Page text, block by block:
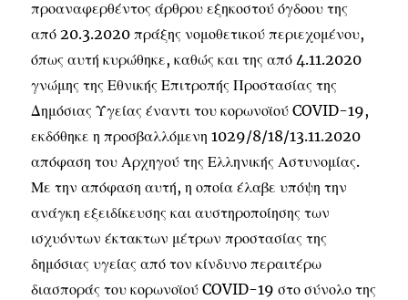
προαναφερθέντος άρθρου εξηκοστού όγδοου της
από 20.3.2020 πράξης νομοθετικού περιεχομένου,
όπως αυτή κυρώθηκε, καθώς και της από 4.11.2020
γνώμης της Εθνικής Επιτροπής Προστασίας της
Δημόσιας Υγείας έναντι του κορωνοϊού COVID-19,
εκδόθηκε η προσβαλλόμενη 1029/8/18/13.11.2020
απόφαση του Αρχηγού της Ελληνικής Αστυνομίας.
Με την απόφαση αυτή, η οποία έλαβε υπόψη την
ανάγκη εξειδίκευσης και αυστηροποίησης των
ισχυόντων έκτακτων μέτρων προστασίας της
δημόσιας υγείας από τον κίνδυνο περαιτέρω
διασποράς του κορωνοϊού COVID-19 στο σύνολο της